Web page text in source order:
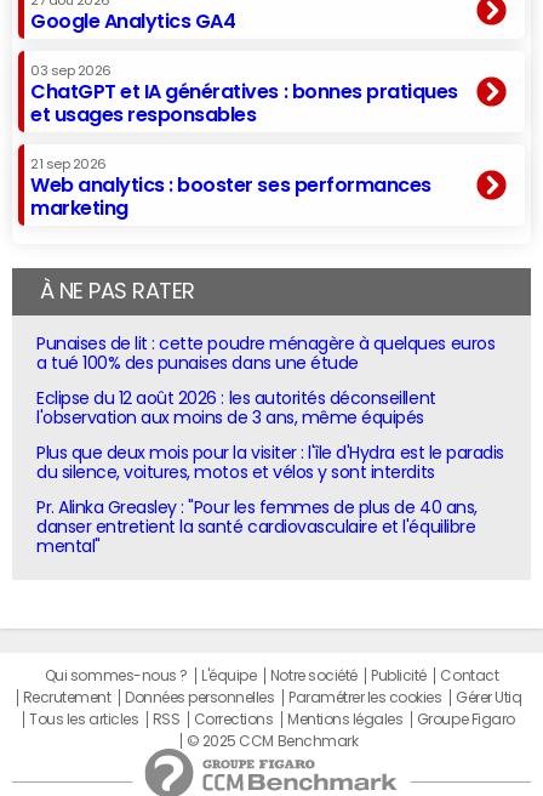
Google Analytics GA4
03 sep 2026
ChatGPT et IA génératives : bonnes pratiques
et usages responsables
21 sep 2026
Web analytics : booster ses performances
marketing
À NE PAS RATER
Punaises de lit : cette poudre ménagère à quelques euros
a tué 100% des punaises dans une étude
Eclipse du 12 août 2026 : les autorités déconseillent
l'observation aux moins de 3 ans, même équipés
Plus que deux mois pour la visiter : l'île d'Hydra est le paradis
du silence, voitures, motos et vélos y sont interdits
Pr. Alinka Greasley : "Pour les femmes de plus de 40 ans,
danser entretient la santé cardiovasculaire et l'équilibre
mental"
Qui sommes-nous ? L'équipe Notre société Publicité
Contact
Recrutement
Données personnelles Paramétrer les cookies
Gérer Utiq
Tous les articles
RSS Corrections Mentions légales
Groupe Figaro
© 2025 CCM Benchmark